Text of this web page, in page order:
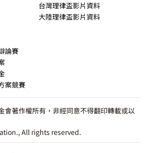
台灣理律盃影片資料
大陸理律盃影片資料
論賽
案競賽
會著作權所有，非經同意不得翻印轉載或以
All rights reserved.